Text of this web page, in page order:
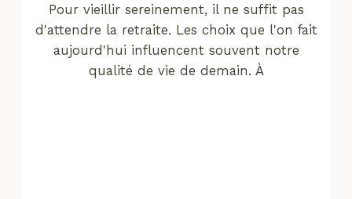
Pour vieillir sereinement, il ne suffit pas
d'attendre la retraite. Les choix que l'on fait
aujourd'hui influencent souvent notre
qualité de vie de demain. À